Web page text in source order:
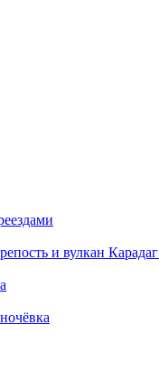
и вулкан Карадаг